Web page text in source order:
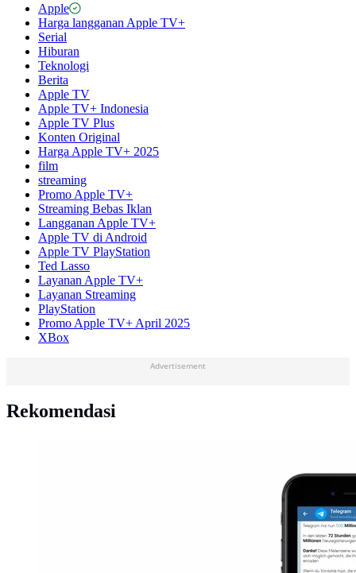
Apple
Harga langganan Apple TV+
Serial
Hiburan
Teknologi
Berita
Apple TV
Apple TV+ Indonesia
Apple TV Plus
Konten Original
Harga Apple TV+ 2025
film
streaming
Promo Apple TV+
Streaming Bebas Iklan
Langganan Apple TV+
Apple TV di Android
Apple TV PlayStation
Ted Lasso
Layanan Apple TV+
Layanan Streaming
PlayStation
Promo Apple TV+ April 2025
XBox
Advertisement
Rekomendasi